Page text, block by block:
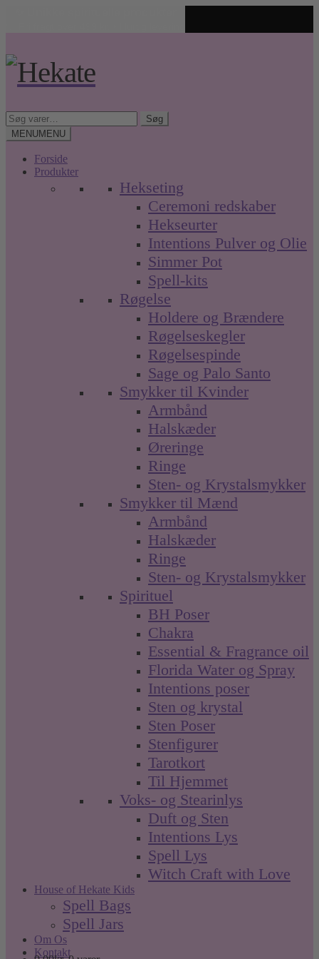
navigation
indhold
Søg
efter:
Søg
MENUMENU
Forside
Produkter
Hekseting
Ceremoni redskaber
Hekseurter
Intentions Pulver og Olie
Simmer Pot
Spell-kits
Røgelse
Holdere og Brændere
Røgelseskegler
Røgelsespinde
Sage og Palo Santo
Smykker til Kvinder
Armbånd
Halskæder
Øreringe
Ringe
Sten- og Krystalsmykker
Smykker til Mænd
Armbånd
Halskæder
Ringe
Sten- og Krystalsmykker
Spirituel
BH Poser
Chakra
Essential & Fragrance oil
Florida Water og Spray
Intentions poser
Sten og krystal
Sten Poser
Stenfigurer
Tarotkort
Til Hjemmet
Voks- og Stearinlys
Duft og Sten
Intentions Lys
Spell Lys
Witch Craft with Love
House of Hekate Kids
Spell Bags
Spell Jars
Om Os
Kontakt